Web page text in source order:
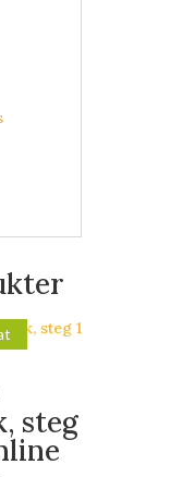
steg